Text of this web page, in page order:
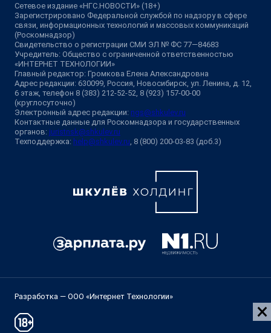
Сетевое издание «НГС.НОВОСТИ» (18+)
Зарегистрировано Федеральной службой по надзору в сфере
связи, информационных технологий и массовых коммуникаций
(Роскомнадзор)
Свидетельство о регистрации СМИ ЭЛ № ФС 77—84683
Учредитель: Общество с ограниченной ответственностью
«ИНТЕРНЕТ ТЕХНОЛОГИИ»
Главный редактор: Громкова Елена Александровна
Адрес редакции: 630099, Россия, Новосибирск, ул. Ленина, д. 12,
6 этаж, телефон 8 (383) 212-52-52, 8 (923) 157-00-00
(круглосуточно)
Электронный адрес редакции: ngs@shkulev.ru
Контактные данные для Роскомнадзора и государственных
органов: juristnsk@shkulev.ru
Техподдержка: help@shkulev.ru, 8 (800) 200-03-83 (доб.3)
Разработка — ООО «Интернет Технологии»